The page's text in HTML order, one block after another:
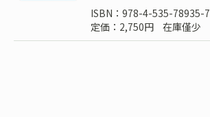
ISBN：978-4-535-78935-7
定価：2,750円
在庫僅少